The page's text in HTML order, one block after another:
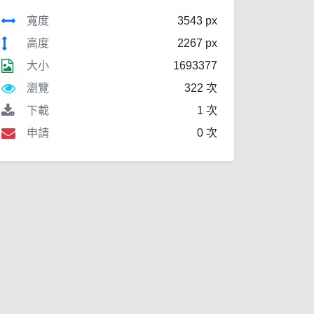
寬度
3543 px
高度
2267 px
大小
1693377
瀏覽
322 次
下載
1 次
申請
0 次